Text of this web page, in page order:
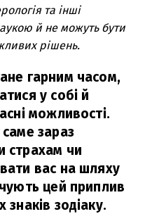
та інші
й не можуть бути
рішень.
гарним часом,
у собі й
можливості.
зараз
страхам чи
вас на шляху
цей приплив
зодіаку.